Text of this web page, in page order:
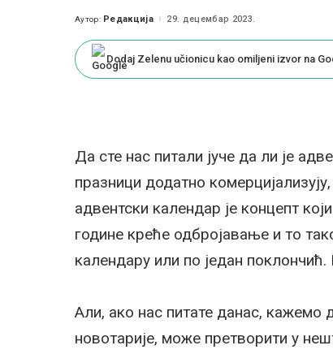
Posted
Аутор: Редакција 29. децембар 2023.
Dodaj Zelenu učionicu kao omiljeni izvor na
Да сте нас питали јуче да ли је
празници додатно
адвентски календар је концепт
године креће одбројавање и то
календару или по један
Али, ако нас питате данас, кажемо
новотарије, може претворити у